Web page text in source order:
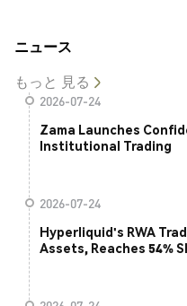
ニュース
もっと 見る
2026-07-24
Zama Launches
Institutional Trading
2026-07-24
Hyperliquid's RWA
Assets, Reaches 54%